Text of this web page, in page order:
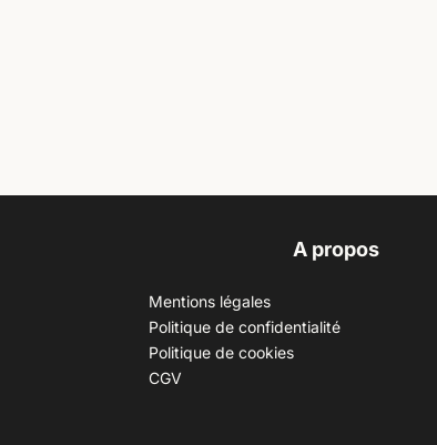
A propos
Mentions légales
Politique de confidentialité
Politique de cookies
CGV